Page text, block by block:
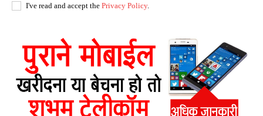
I've read and accept the Privacy Policy.